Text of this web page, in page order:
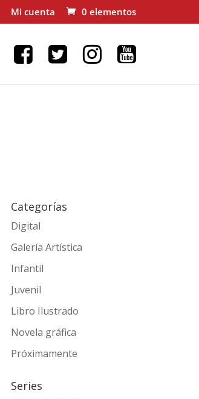
Mi cuenta 0 elementos
Categorías
Digital
Galería Artística
Infantil
Juvenil
Libro Ilustrado
Novela gráfica
Próximamente
Series